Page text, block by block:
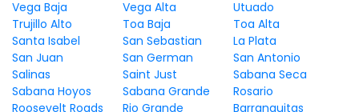
Vega Baja
Vega Alta
Utuado
Trujillo Alto
Toa Baja
Toa Alta
Santa Isabel
San Sebastian
La Plata
San Juan
San German
San Antonio
Salinas
Saint Just
Sabana Seca
Sabana Hoyos
Sabana Grande
Rosario
Roosevelt Roads
Rio Grande
Barranquitas